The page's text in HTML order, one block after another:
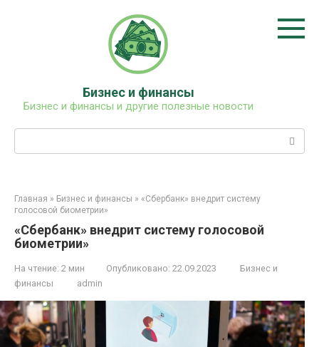
Бизнес и финансы
Бизнес и финансы и другие полезные новости
Главная » Бизнес и финансы » «Сбербанк» внедрит систему
голосовой биометрии»
«Сбербанк» внедрит систему голосовой
биометрии»
На чтение: 2 мин Опубликовано: 22.09.2023
Бизнес и
финансы
admin